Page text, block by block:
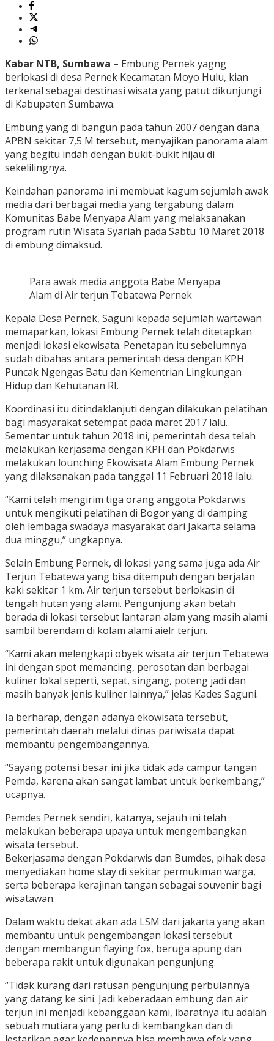
Kabar NTB, Sumbawa – Embung Pernek yagng
berlokasi di desa Pernek Kecamatan Moyo Hulu, kian
terkenal sebagai destinasi wisata yang patut dikunjungi
di Kabupaten Sumbawa.
Embung yang di bangun pada tahun 2007 dengan dana
APBN sekitar 7,5 M tersebut, menyajikan panorama alam
yang begitu indah dengan bukit-bukit hijau di
sekelilingnya.
Keindahan panorama ini membuat kagum sejumlah awak
media dari berbagai media yang tergabung dalam
Komunitas Babe Menyapa Alam yang melaksanakan
program rutin Wisata Syariah pada Sabtu 10 Maret 2018
di embung dimaksud.
Para awak media anggota Babe Menyapa
Alam di Air terjun Tebatewa Pernek
Kepala Desa Pernek, Saguni kepada sejumlah wartawan
memaparkan, lokasi Embung Pernek telah ditetapkan
menjadi lokasi ekowisata. Penetapan itu sebelumnya
sudah dibahas antara pemerintah desa dengan KPH
Puncak Ngengas Batu dan Kementrian Lingkungan
Hidup dan Kehutanan RI.
Koordinasi itu ditindaklanjuti dengan dilakukan pelatihan
bagi masyarakat setempat pada maret 2017 lalu.
Sementar untuk tahun 2018 ini, pemerintah desa telah
melakukan kerjasama dengan KPH dan Pokdarwis
melakukan lounching Ekowisata Alam Embung Pernek
yang dilaksanakan pada tanggal 11 Februari 2018 lalu.
“Kami telah mengirim tiga orang anggota Pokdarwis
untuk mengikuti pelatihan di Bogor yang di damping
oleh lembaga swadaya masyarakat dari Jakarta selama
dua minggu,” ungkapnya.
Selain Embung Pernek, di lokasi yang sama juga ada Air
Terjun Tebatewa yang bisa ditempuh dengan berjalan
kaki sekitar 1 km. Air terjun tersebut berlokasin di
tengah hutan yang alami. Pengunjung akan betah
berada di lokasi tersebut lantaran alam yang masih alami
sambil berendam di kolam alami aielr terjun.
“Kami akan melengkapi obyek wisata air terjun Tebatewa
ini dengan spot memancing, perosotan dan berbagai
kuliner lokal seperti, sepat, singang, poteng jadi dan
masih banyak jenis kuliner lainnya,” jelas Kades Saguni.
Ia berharap, dengan adanya ekowisata tersebut,
pemerintah daerah melalui dinas pariwisata dapat
membantu pengembangannya.
“Sayang potensi besar ini jika tidak ada campur tangan
Pemda, karena akan sangat lambat untuk berkembang,”
ucapnya.
Pemdes Pernek sendiri, katanya, sejauh ini telah
melakukan beberapa upaya untuk mengembangkan
wisata tersebut.
Bekerjasama dengan Pokdarwis dan Bumdes, pihak desa
menyediakan home stay di sekitar permukiman warga,
serta beberapa kerajinan tangan sebagai souvenir bagi
wisatawan.
Dalam waktu dekat akan ada LSM dari jakarta yang akan
membantu untuk pengembangan lokasi tersebut
dengan membangun flaying fox, beruga apung dan
beberapa rakit untuk digunakan pengunjung.
“Tidak kurang dari ratusan pengunjung perbulannya
yang datang ke sini. Jadi keberadaan embung dan air
terjun ini menjadi kebanggaan kami, ibaratnya itu adalah
sebuah mutiara yang perlu di kembangkan dan di